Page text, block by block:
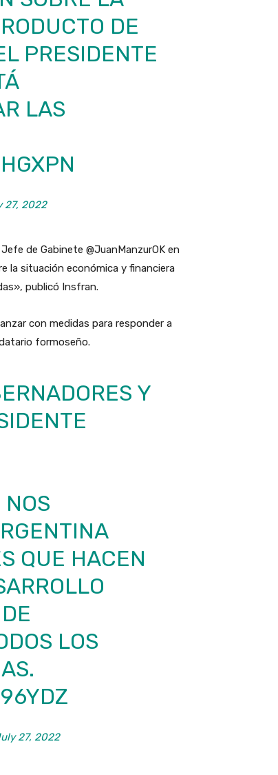
DE
PRESIDENTE
LAS
27, 2022
de Gabinete @JuanManzurOK en
la situación económica y financiera
publicó Insfran.
con medidas para responder a
formoseño.
Y
NOS
QUE HACEN
LOS
27, 2022